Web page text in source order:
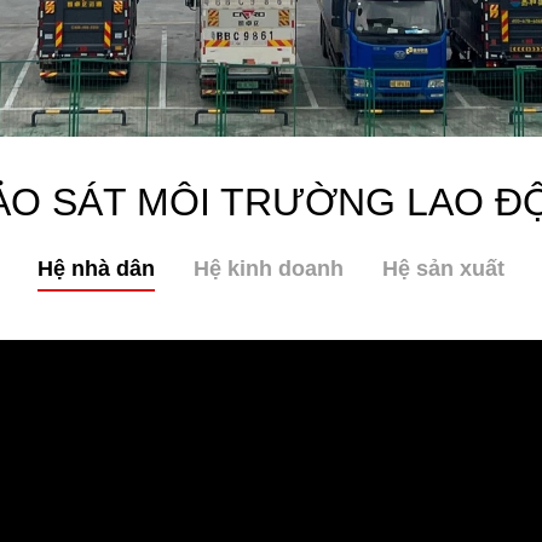
SÁT MÔI TRƯỜNG LAO
Hệ nhà dân Hệ kinh doanh Hệ sản xuất